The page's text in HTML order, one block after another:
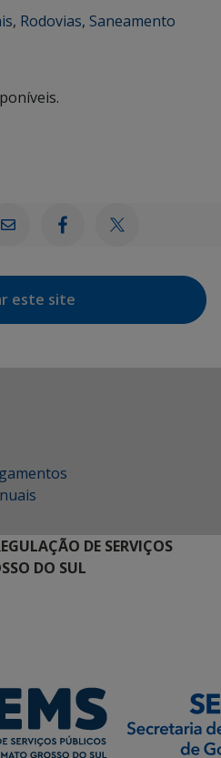
, Rodovias, Saneamento
este site
DE SERVIÇOS
DO SUL